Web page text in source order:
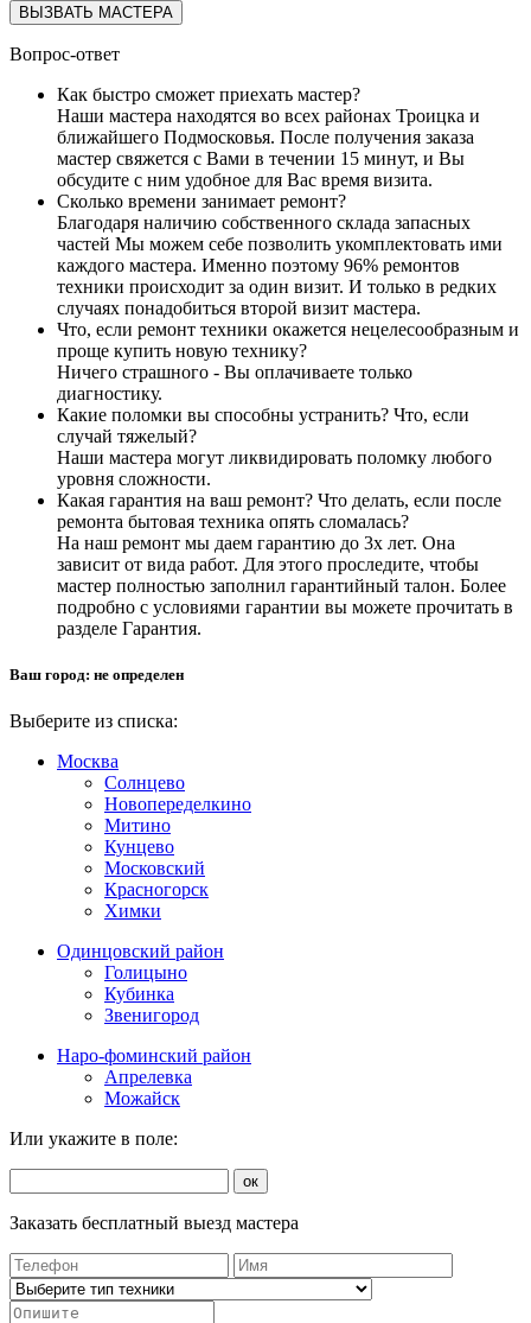
ВЫЗВАТЬ МАСТЕРА
Вопрос-ответ
Как быстро сможет приехать мастер?
Наши мастера находятся во всех районах Троицка и
ближайшего Подмосковья. После получения заказа
мастер свяжется с Вами в течении 15 минут, и Вы
обсудите с ним удобное для Вас время визита.
Сколько времени занимает ремонт?
Благодаря наличию собственного склада запасных
частей Мы можем себе позволить укомплектовать ими
каждого мастера. Именно поэтому 96% ремонтов
техники происходит за один визит. И только в редких
случаях понадобиться второй визит мастера.
Что, если ремонт техники окажется нецелесообразным и
проще купить новую технику?
Ничего страшного - Вы оплачиваете только
диагностику.
Какие поломки вы способны устранить? Что, если
случай тяжелый?
Наши мастера могут ликвидировать поломку любого
уровня сложности.
Какая гарантия на ваш ремонт? Что делать, если после
ремонта бытовая техника опять сломалась?
На наш ремонт мы даем гарантию до 3х лет. Она
зависит от вида работ. Для этого проследите, чтобы
мастер полностью заполнил гарантийный талон. Более
подробно с условиями гарантии вы можете прочитать в
разделе Гарантия.
Ваш город: не определен
Выберите из списка:
Москва
Солнцево
Новопеределкино
Митино
Кунцево
Московский
Красногорск
Химки
Одинцовский район
Голицыно
Кубинка
Звенигород
Наро-фоминский район
Апрелевка
Можайск
Или укажите в поле:
ок
Заказать бесплатный выезд мастера